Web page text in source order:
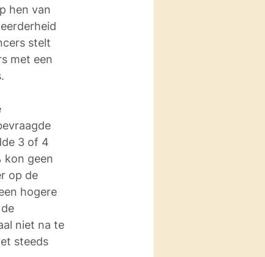
hen van
stelt
met een
3 of 4
kon geen
op de
hogere
niet na te
steeds